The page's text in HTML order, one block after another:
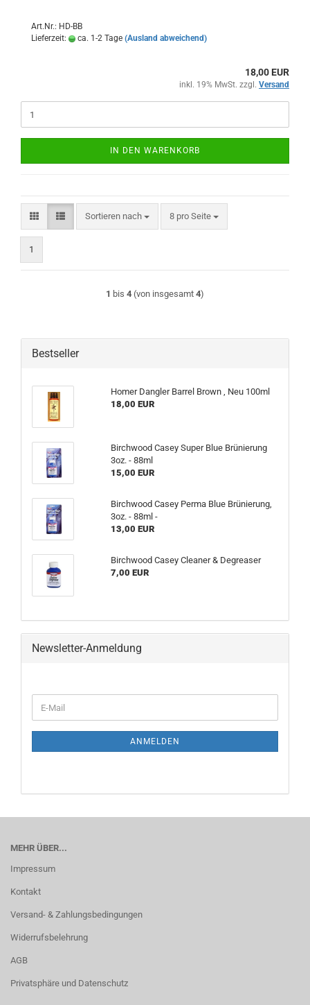
Art.Nr.: HD-BB
Lieferzeit:
ca. 1-2 Tage (Ausland abweichend)
18,00 EUR
inkl. 19% MwSt. zzgl. Versand
IN DEN WARENKORB
Sortieren nach
Sortieren nach 8 pro Seite
pro Seite
1
1 bis 4 (von insgesamt 4)
Bestseller
Homer Dangler Barrel Brown , Neu 100ml
18,00 EUR
Birchwood Casey Super Blue Brünierung
3oz. - 88ml
15,00 EUR
Birchwood Casey Perma Blue Brünierung,
3oz. - 88ml -
13,00 EUR
Birchwood Casey Cleaner & Degreaser
7,00 EUR
Newsletter-Anmeldung
ZUR
E-
Mail
ANMELDEN
MEHR ÜBER...
Impressum
Kontakt
Versand- & Zahlungsbedingungen
Widerrufsbelehrung
AGB
Privatsphäre und Datenschutz